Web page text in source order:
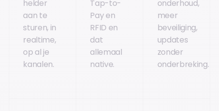
helder
aan te
sturen, in
realtime,
op al je
kanalen.
Tap-to-
Pay en
RFID en
dat
allemaal
native.
onderhoud,
meer
beveiliging,
updates
zonder
onderbreking.